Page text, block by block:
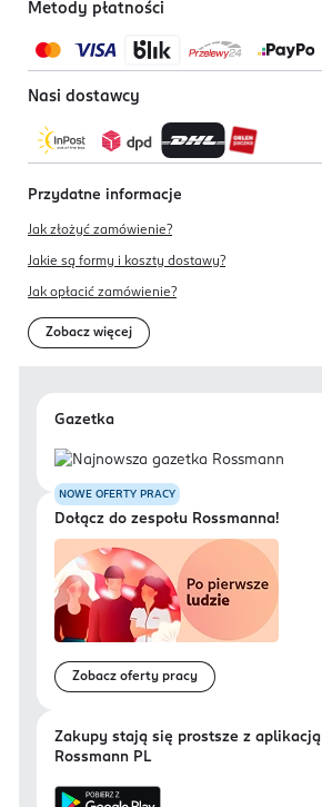
Metody płatności
Nasi dostawcy
Przydatne informacje
Jak złożyć zamówienie?
Jakie są formy i koszty dostawy?
Jak opłacić zamówienie?
Zobacz więcej
Gazetka
NOWE OFERTY PRACY
Dołącz do zespołu Rossmanna!
Zobacz oferty pracy
Zakupy stają się prostsze z aplikacją
Rossmann PL